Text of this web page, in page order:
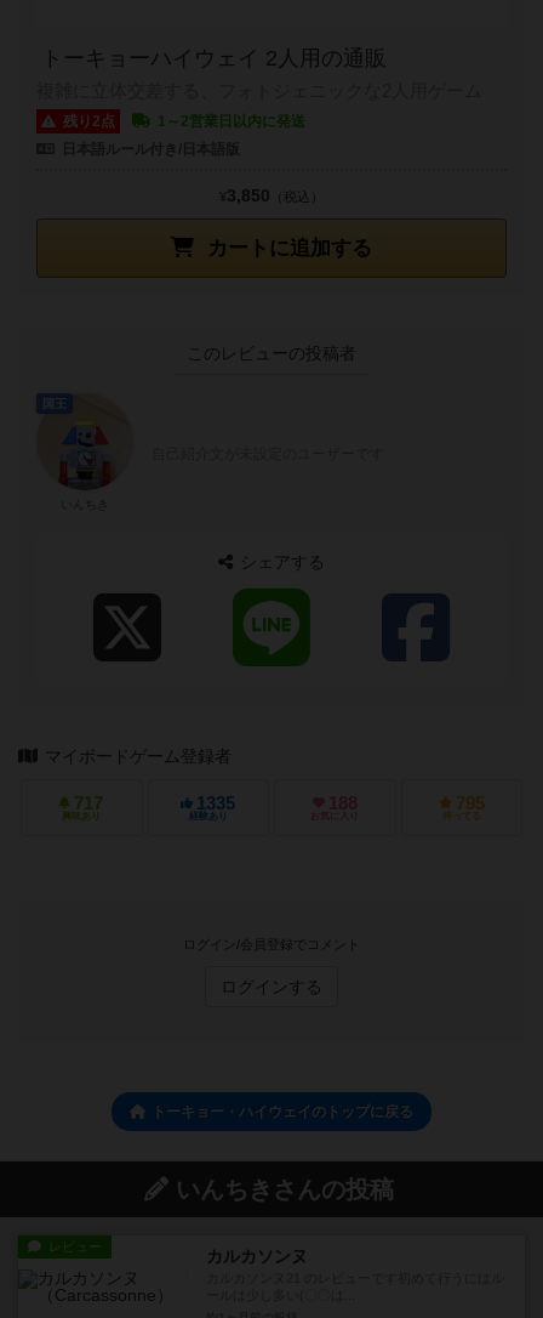
トーキョーハイウェイ 2人用の通販
残り2点
1～2営業日以内に発送
カートに追加する
¥3,850 （税込）
このレビューの投稿者
国王
シェアする
マイボードゲーム登録者
717
興味あり
1335
経験あり
188
お気に入り
795
持ってる
ログイン/会員登録でコメント
ログインする
トーキョー・ハイウェイのトップに戻る
いんちきさんの投稿
レビュー カルカソンヌ